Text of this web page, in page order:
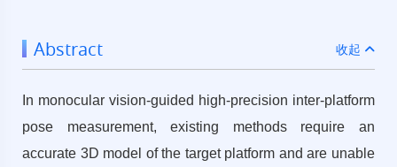
Abstract 收起
In monocular vision-guided high-precision inter-platform
pose measurement, existing methods require an
accurate 3D model of the target platform and are unable